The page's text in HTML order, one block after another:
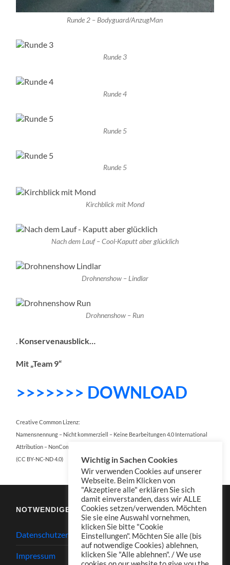
Runde 2 – Bodyguard/AnzugMan
Runde 3
Runde 4
Runde 5
Runde 5
Kirchblick mit Mond
Nach dem Lauf – Cool-Kaputt aber glücklich
Drohnenshow – Lindlar
Drohnenshow – Run
Konservenausblick…
Mit „Team 9“
>>>>>>> DOWNLOAD
Creative Common Lizenz:
Namensnennung – Nicht kommerziell – Keine Bearbeitungen 4.0 International
Attribution – NonCommercial – NoDerivatives 4.0 International
(CC BY-NC-ND 4.0)
NOTWENDIGES
Datenschutzerklärung
Impressum
Wichtig in Sachen Cookies
Wir verwenden Cookies auf unserer
Webseite. Beim Klicken von
"Akzeptiere alle" erklären Sie sich
damit einverstanden, dass wir ALLE
Cookies setzen/verwenden. Möchten
Sie sie eine Auswahl vornehmen,
klicken Sie bitte "Cookie
Einstellungen". Möchten Sie alle (bis
auf notwendige Cookies) ablehnen,
klicken Sie "Alle ablehnen". / We use